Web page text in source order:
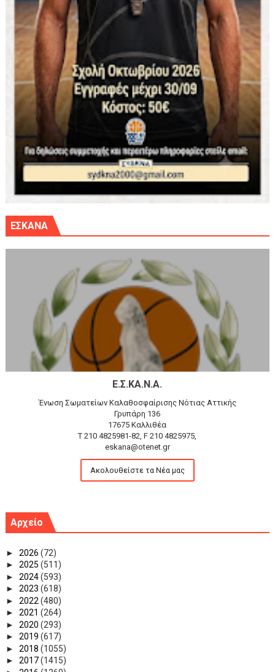
ΕΣΚΑΝΑ
Ε.Σ.ΚΑ.Ν.Α.
Ένωση Σωματείων Καλαθοσφαίρισης Νότιας Αττικής
Γρυπάρη 136
17675 Καλλιθέα
T 210 4825981-82, F 210 4825975,
eskana@otenet.gr
Ακολουθείστε τα Νέα μας
Αρχείο
► 2026 (72)
► 2025 (511)
► 2024(593)
► 2023 (618)
► 2022 (480)
► 2021 (264)
► 2020 (293)
► 2019 (617)
► 2018 (1055)
► 2017(1415)